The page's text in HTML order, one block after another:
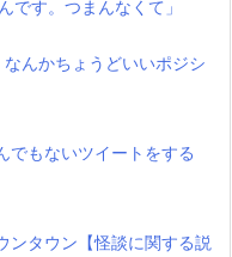
す。つまんなくて」
んかちょうどいいポジシ
でもないツイートをする
ンタウン【怪談に関する説